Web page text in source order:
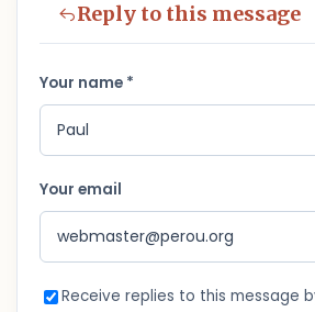
Reply to this message
Your name *
Your email
Receive replies to this message